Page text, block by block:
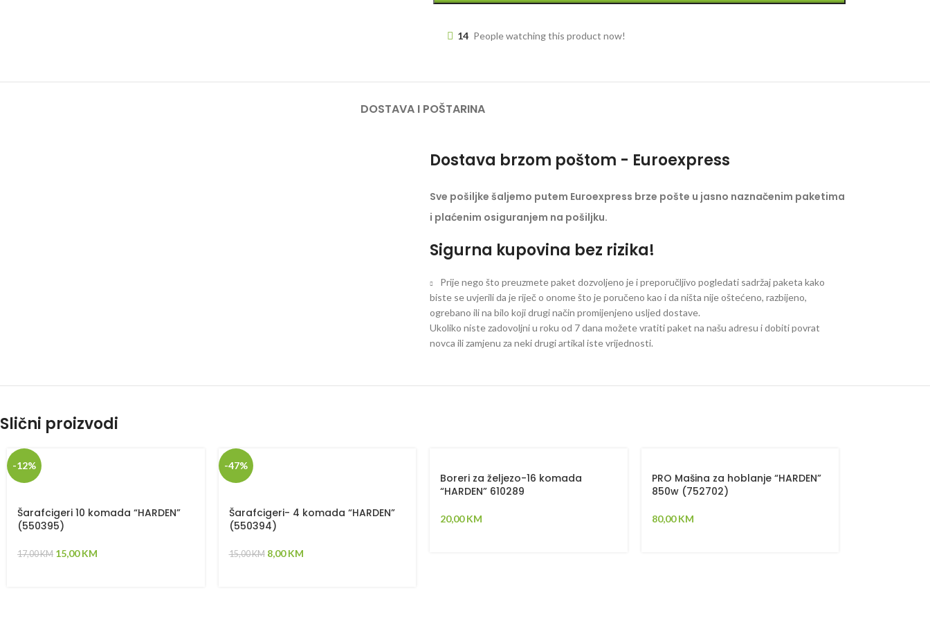
14 People watching this product now!
DOSTAVA I POŠTARINA
Dostava brzom poštom - Euroexpress
Sve pošiljke šaljemo putem Euroexpress brze pošte u jasno naznačenim paketima
i plaćenim osiguranjem na pošiljku.
Sigurna kupovina bez rizika!
Prije nego što preuzmete paket dozvoljeno je i preporučljivo pogledati sadržaj paketa kako
biste se uvjerili da je riječ o onome što je poručeno kao i da ništa nije oštećeno, razbijeno,
ogrebano ili na bilo koji drugi način promijenjeno usljed dostave.
Ukoliko niste zadovoljni u roku od 7 dana možete vratiti paket na našu adresu i dobiti povrat
novca ili zamjenu za neki drugi artikal iste vrijednosti.
Slični proizvodi
-12%
Šarafcigeri 10 komada “HARDEN”
(550395)
17,00KM 15,00KM
-47%
Šarafcigeri- 4 komada “HARDEN”
(550394)
15,00KM 8,00KM
Boreri za željezo-16 komada
“HARDEN” 610289
20,00KM
PRO Mašina za hoblanje “HARDEN”
850w (752702)
80,00KM